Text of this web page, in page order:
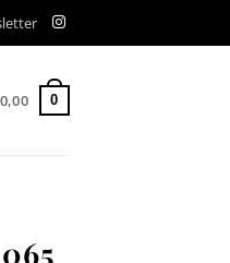
0,00 0